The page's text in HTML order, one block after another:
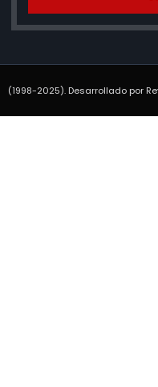
(1998-2025). Desarrollado por